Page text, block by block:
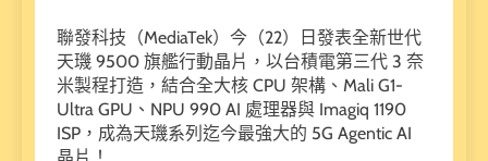
聯發科技（MediaTek）今（22）日發表全新世代
天璣 9500 旗艦行動晶片，以台積電第三代 3 奈
米製程打造，結合全大核 CPU 架構、Mali G1-
Ultra GPU、NPU 990 AI 處理器與 Imagiq 1190
ISP，成為天璣系列迄今最強大的 5G Agentic AI